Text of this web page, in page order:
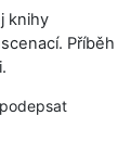
knihy
Příběh